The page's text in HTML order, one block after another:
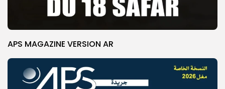
APS MAGAZINE VERSION AR